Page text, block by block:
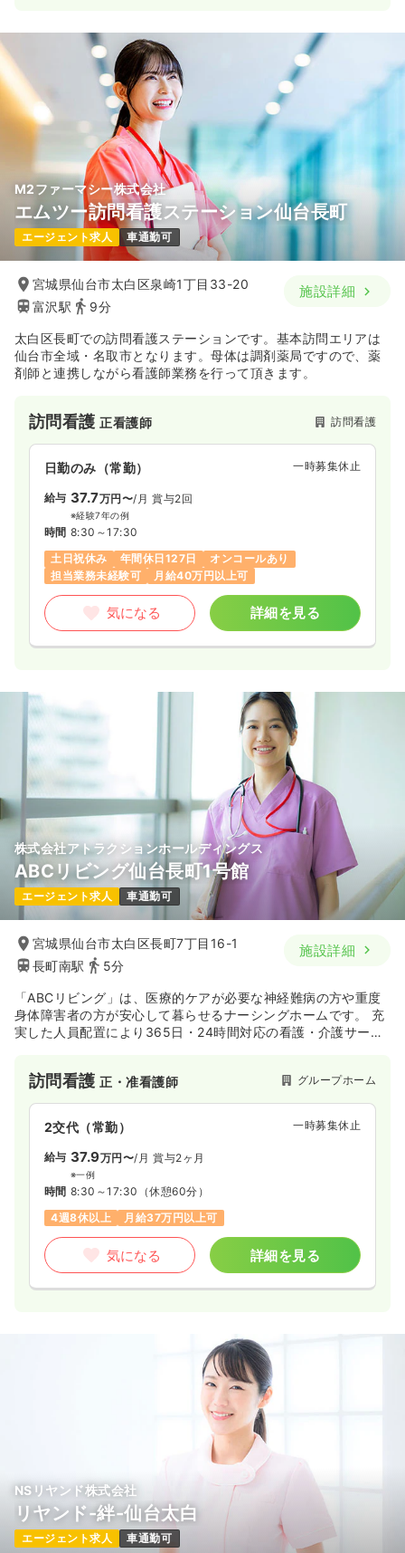
M2ファーマシー株式会社
エムツー訪問看護ステーション仙台長町
エージェント求人 車通勤可
宮城県仙台市太白区泉崎1丁目33-20
富沢駅
9分
施設詳細
太白区長町での訪問看護ステーションです。基本訪問エリアは
仙台市全域・名取市となります。母体は調剤薬局ですので、薬
剤師と連携しながら看護師業務を行って頂きます。
訪問看護正看護師 訪問看護
日勤のみ（常勤） 一時募集休止
給与 37.7万円〜/月 賞与2回
※経験7年の例
時間 8:30～17:30
土日祝休み
年間休日127日
オンコールあり
担当業務未経験可
月給40万円以上可
気になる 詳細を見る
株式会社アトラクションホールディングス
ABCリビング仙台長町1号館
エージェント求人 車通勤可
宮城県仙台市太白区長町7丁目16-1
長町南駅
5分
施設詳細
「ABCリビング」は、医療的ケアが必要な神経難病の方や重度
身体障害者の方が安心して暮らせるナーシングホームです。 充
実した人員配置により365日・24時間対応の看護・介護サービ
してご入居できる施設です。
訪問看護正・准看護師 グループホーム
2交代（常勤） 一時募集休止
給与 37.9万円〜/月 賞与2ヶ月
※一例
時間 8:30～17:30 （休憩60分）
4週8休以上
月給37万円以上可
気になる 詳細を見る
NSリヤンド株式会社
リヤンド-絆-仙台太白
エージェント求人 車通勤可